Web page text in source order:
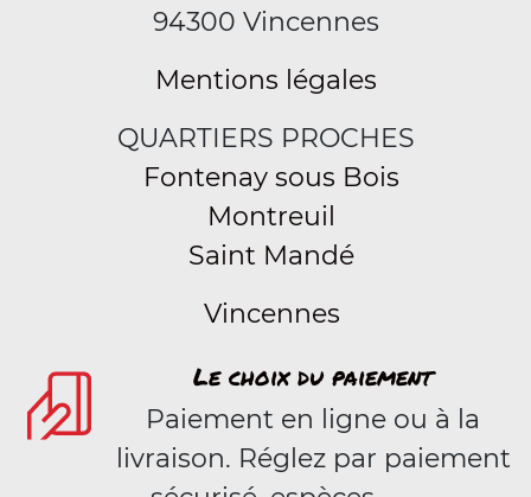
94300 Vincennes
Mentions légales
QUARTIERS PROCHES
Fontenay sous Bois
Montreuil
Saint Mandé
Vincennes
Le choix du paiement
Paiement en ligne ou à la
livraison. Réglez par paiement